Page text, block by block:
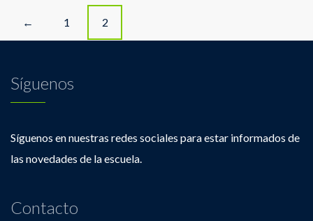
de
2018
Posts
navigation
← 1 2
Síguenos
Síguenos en nuestras redes sociales para estar informados de
las novedades de la escuela.
Contacto